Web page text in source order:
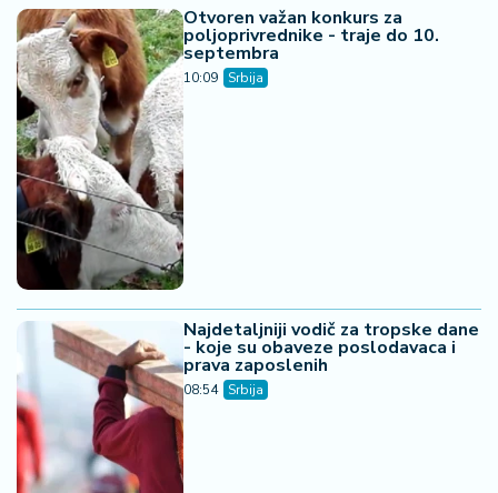
Otvoren važan konkurs za
poljoprivrednike - traje do 10.
septembra
10:09 Srbija
Najdetaljniji vodič za tropske dane
- koje su obaveze poslodavaca i
prava zaposlenih
08:54 Srbija